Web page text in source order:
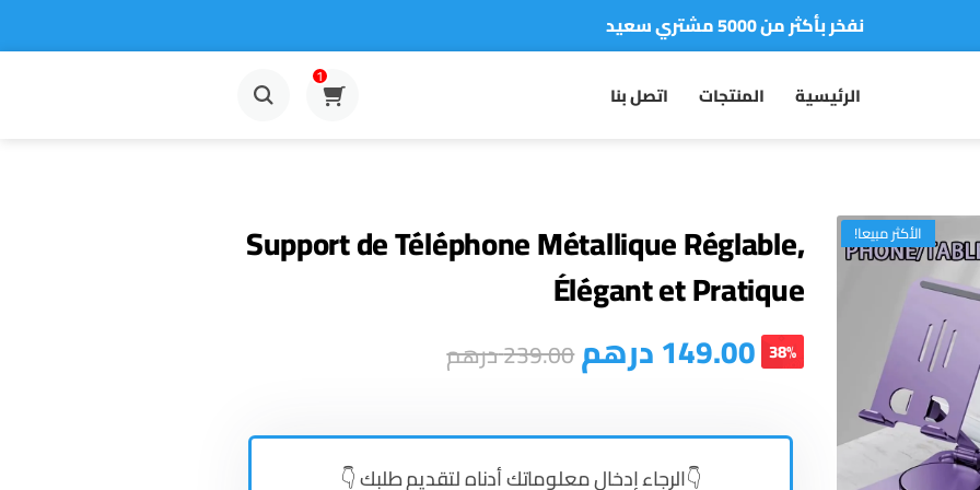
نفخر بأكثر من 5000 مشتري سعيد
الرئيسية المنتجات اتصل بنا
1
الأكثر مبيعا!
Support de Téléphone Métallique Réglable,
Élégant et Pratique
149.00درهم239.00درهم 38%
👇الرجاء إدخال معلوماتك أدناه لتقديم طلبك 👇